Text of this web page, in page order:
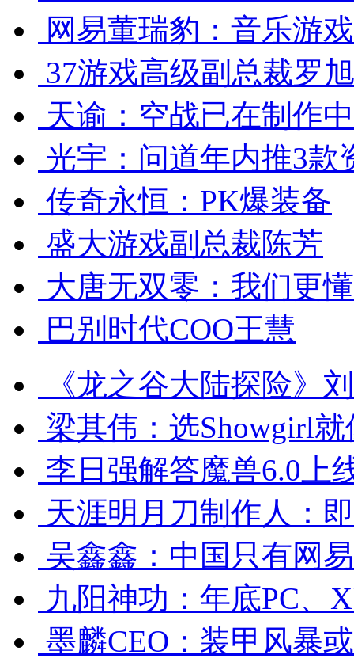
网易董瑞豹：音乐游
37游戏高级副总裁罗
天谕：空战已在制作中
光宇：问道年内推3款
传奇永恒：PK爆装备
盛大游戏副总裁陈芳
大唐无双零：我们更
巴别时代COO王慧
《龙之谷大陆探险》
梁其伟：选Showgirl
李日强解答魔兽6.0上
天涯明月刀制作人：
吴鑫鑫：中国只有网
九阳神功：年底PC、
墨麟CEO：装甲风暴